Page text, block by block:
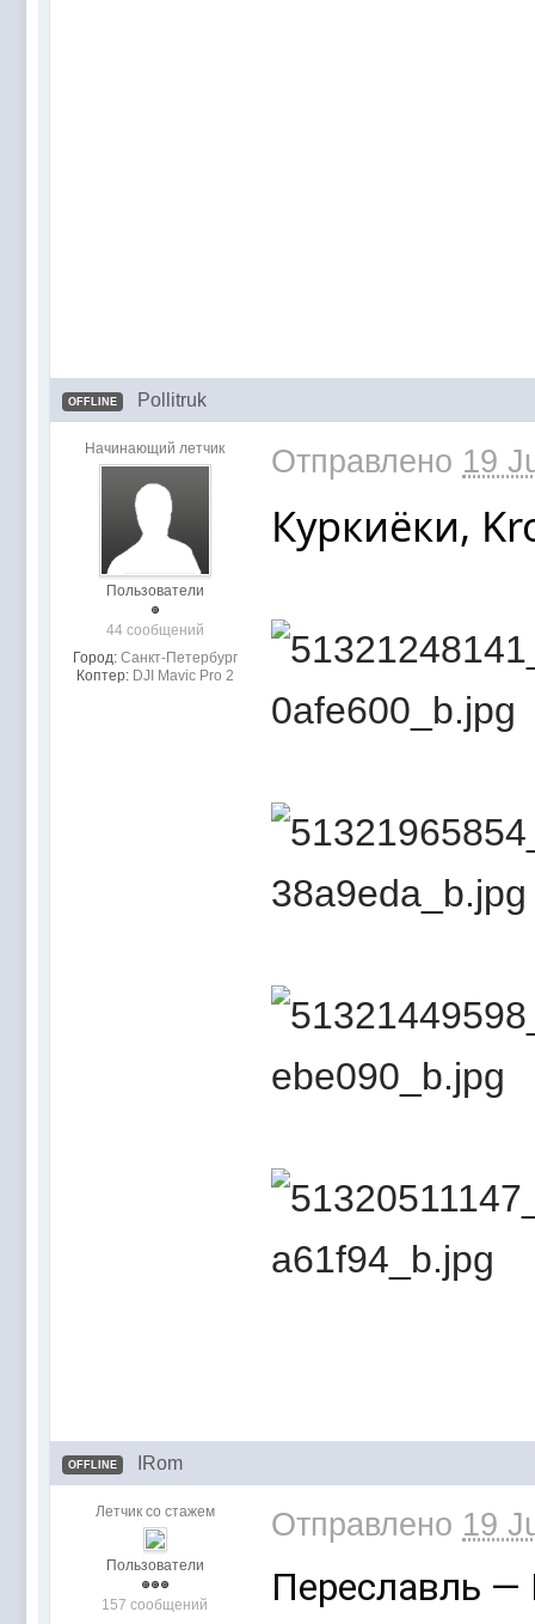
OFFLINE Pollitruk
Начинающий летчик
Пользователи
44 сообщений
Город: Санкт-Петербург
Коптер: DJI Mavic Pro 2
Отправлено 19
Куркиёки,
OFFLINE IRom
Летчик со стажем
Пользователи
157 сообщений
Отправлено 19
Переславль